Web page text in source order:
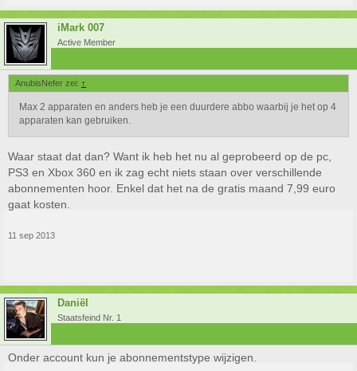
iMark 007
Active Member
AnubisNefer zei: ↑
Max 2 apparaten en anders heb je een duurdere abbo waarbij je het op 4
apparaten kan gebruiken.
Waar staat dat dan? Want ik heb het nu al geprobeerd op de pc,
PS3 en Xbox 360 en ik zag echt niets staan over verschillende
abonnementen hoor. Enkel dat het na de gratis maand 7,99 euro
gaat kosten.
11 sep 2013
Daniël
Staatsfeind Nr. 1
Onder account kun je abonnementstype wijzigen.